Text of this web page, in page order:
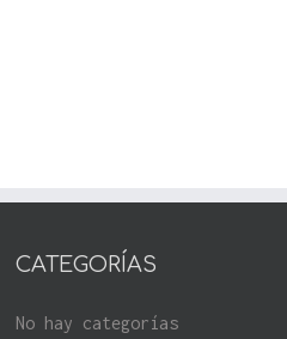
CATEGORÍAS
No hay categorías